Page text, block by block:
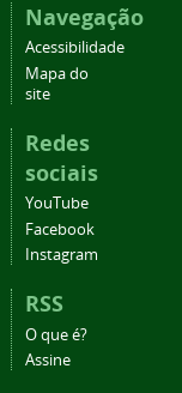
Navegação
Acessibilidade
Mapa do
site
Redes
sociais
YouTube
Facebook
Instagram
RSS
O que é?
Assine